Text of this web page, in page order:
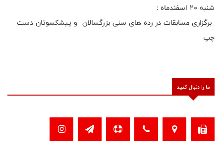
شنبه 20 اسفندماه :
_برگزاری مسابقات در رده های سنی بزرگسالان و پیشکسوتان دست
چپ
ما را دنبال کنید